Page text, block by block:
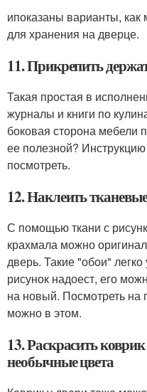
ипоказаны варианты, как
для хранения на дверце.
11. Прикрепить
Такая простая в
журналы и книги по
боковая сторона мебели
ее полезной?
посмотреть.
12. Наклеить
С помощью ткани с
крахмала можно
дверь. Такие "обои"
рисунок надоест, его
на новый. Посмотреть на
можно в этом.
13. Раскрасить
необычные цвета